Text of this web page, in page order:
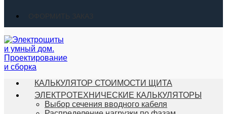
ОФОРМИТЬ ЗАКАЗ
КАЛЬКУЛЯТОР СТОИМОСТИ ЩИТА
ЭЛЕКТРОТЕХНИЧЕСКИЕ КАЛЬКУЛЯТОРЫ
Выбор сечения вводного кабеля